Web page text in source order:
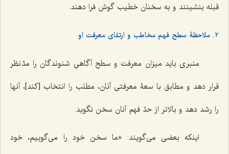
قبله بنشینند و به سخنان خطیب گوش فرا دهند.
2. ملاحظۀ سطح فهم مخاطب و ارتقای معرفت او
منبری باید میزان معرفت و سطح آگاهیِ شنوندگان را مدّ نظر
قرار دهد و مطابق با سعۀ معرفتی آنان، مطلب را انتخاب [کند]، آنها
را رشد دهد و بالاتر از حدّ فهم آنان سخن نگوید.
اینکه بعضی می‌گویند: «ما سخن خود را می‌گوییم، خود